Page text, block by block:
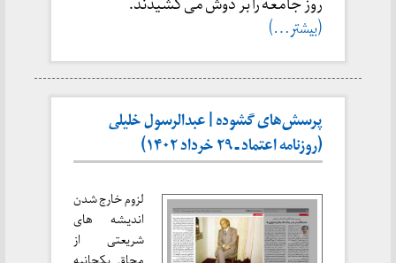
(بیشتر…)
پرسش‌های گشوده | عبدالرسول خلیلی
(روزنامه اعتماد ـ ۲۹ خرداد ۱۴۰۲)
لزوم خارج شدن
اندیشه های
شریعتی از